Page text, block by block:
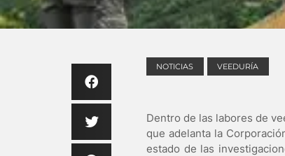
NOTICIAS VEEDURÍA
Dentro de las labores de
que adelanta la
estado de las